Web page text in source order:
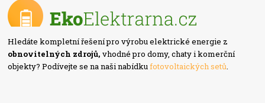
Hledáte kompletní řešení pro výrobu elektrické energie z
obnovitelných zdrojů, vhodné pro domy, chaty i komerční
objekty? Podívejte se na naši nabídkufotovoltaických setů.